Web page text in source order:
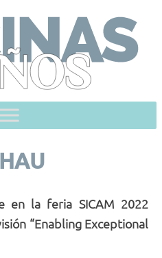
content
en la feria SICAM 2022
“Enabling Exceptional